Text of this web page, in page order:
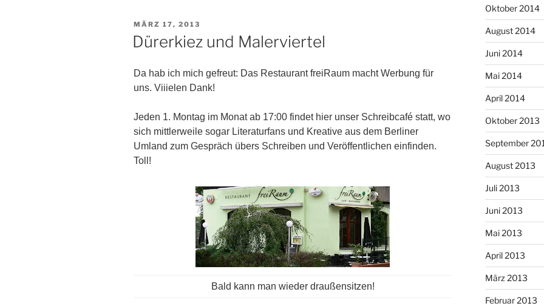
VERÖFFENTLICHT
MÄRZ 17, 2013
Dürerkiez und Malerviertel
Da hab ich mich gefreut: Das Restaurant freiRaum macht Werbung für
uns. Viiielen Dank!
Jeden 1. Montag im Monat ab 17:00 findet hier unser Schreibcafé statt, wo
sich mittlerweile sogar Literaturfans und Kreative aus dem Berliner
Umland zum Gespräch übers Schreiben und Veröffentlichen einfinden.
Toll!
Bald kann man wieder draußensitzen!
Oktober 2014
August 2014
Juni 2014
Mai 2014
April 2014
Oktober 2013
September
August 2013
Juli 2013
Juni 2013
Mai 2013
April 2013
März 2013
Februar 2013